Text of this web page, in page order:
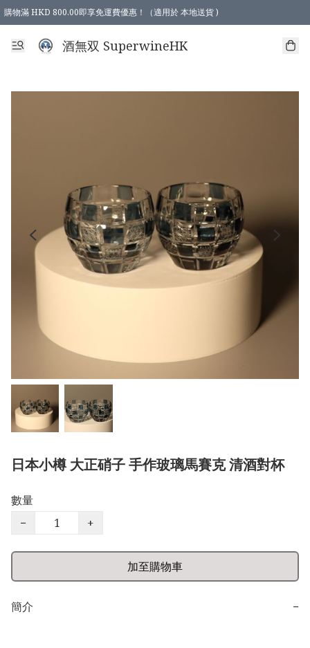
購物滿 HKD 800.00即享免運費優惠！（適用於 本地送貨 )
酒無双 SuperwineHK
日本小樽 大正硝子 手作玻璃馬賽克 清酒對杯
數量
−
+
加至購物車
簡介 −